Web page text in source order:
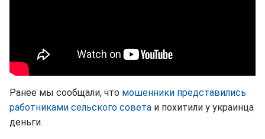
Ранее мы сообщали, что мошенники представились
работниками сельского совета и похитили у украинца
деньги.